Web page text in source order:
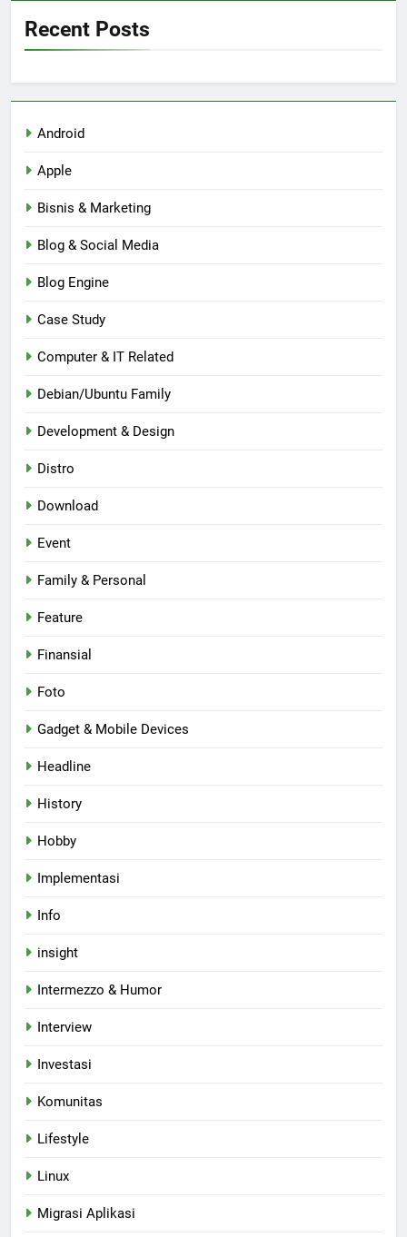
Recent Posts
Android
Apple
Bisnis & Marketing
Blog & Social Media
Blog Engine
Case Study
Computer & IT Related
Debian/Ubuntu Family
Development & Design
Distro
Download
Event
Family & Personal
Feature
Finansial
Foto
Gadget & Mobile Devices
Headline
History
Hobby
Implementasi
Info
insight
Intermezzo & Humor
Interview
Investasi
Komunitas
Lifestyle
Linux
Migrasi Aplikasi